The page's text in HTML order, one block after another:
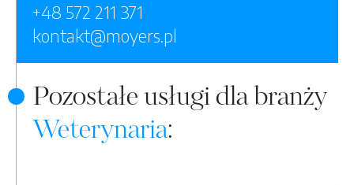
+48 572 211 371
kontakt@moyers.pl
Pozostałe usługi dla branży
Weterynaria: